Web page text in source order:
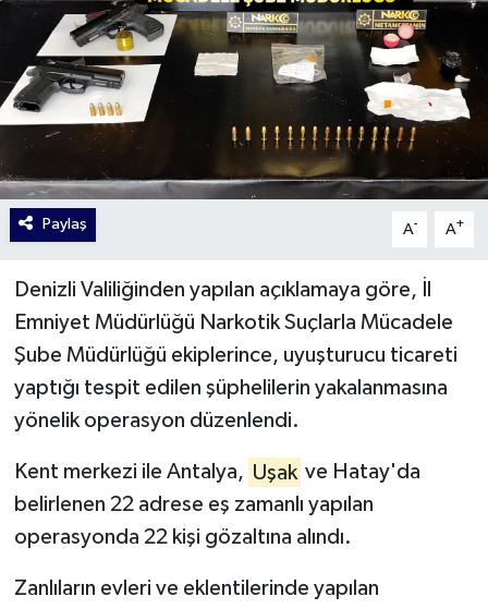
Paylaş A- A+
Denizli Valiliğinden yapılan açıklamaya göre, İl
Emniyet Müdürlüğü Narkotik Suçlarla Mücadele
Şube Müdürlüğü ekiplerince, uyuşturucu ticareti
yaptığı tespit edilen şüphelilerin yakalanmasına
yönelik operasyon düzenlendi.
Kent merkezi ile Antalya, Uşak ve Hatay'da
belirlenen 22 adrese eş zamanlı yapılan
operasyonda 22 kişi gözaltına alındı.
Zanlıların evleri ve eklentilerinde yapılan